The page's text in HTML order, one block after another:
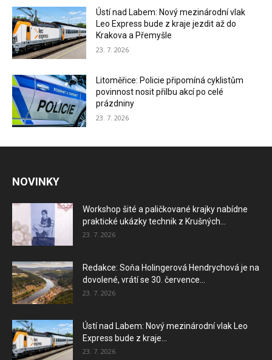
Ústí nad Labem: Nový mezinárodní vlak
Leo Express bude z kraje jezdit až do
Krakova a Přemyšle
23. 7. 2026
Litoměřice: Policie připomíná cyklistům
povinnost nosit přilbu akcí po celé
prázdniny
23. 7. 2026
NOVINKY
Workshop šité a paličkované krajky nabídne
praktické ukázky technik z Krušných...
23. 7. 2026
Redakce: Soňa Holingerová Hendrychová je na
dovolené, vrátí se 30. července...
23. 7. 2026
Ústí nad Labem: Nový mezinárodní vlak Leo
Express bude z kraje...
23. 7. 2026